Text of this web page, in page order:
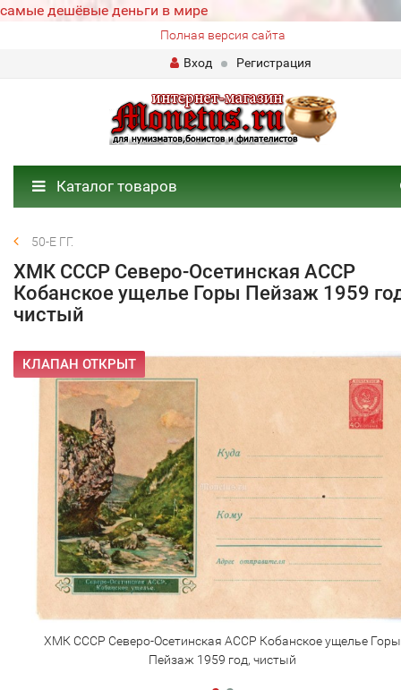
самые дешёвые деньги в мире
Полная версия сайта
Вход
Регистрация
Каталог товаров
50-Е ГГ.
ХМК СССР Северо-Осетинская АССР
Кобанское ущелье Горы Пейзаж 1959
чистый
КЛАПАН ОТКРЫТ
ХМК СССР Северо-Осетинская АССР Кобанское ущелье Горы
Пейзаж 1959 год, чистый